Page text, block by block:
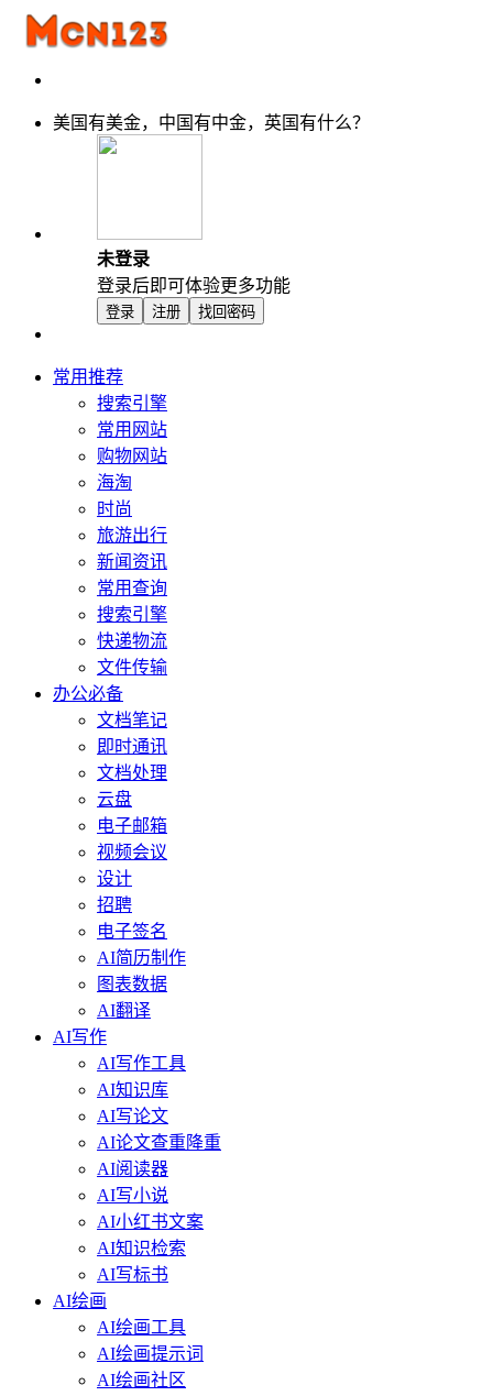
美国有美金，中国有中金，英国有什么？
未登录
登录后即可体验更多功能
登录 注册 找回密码
常用推荐
搜索引擎
常用网站
购物网站
海淘
时尚
旅游出行
新闻资讯
常用查询
搜索引擎
快递物流
文件传输
办公必备
文档笔记
即时通讯
文档处理
云盘
电子邮箱
视频会议
设计
招聘
电子签名
AI简历制作
图表数据
AI翻译
AI写作
AI写作工具
AI知识库
AI写论文
AI论文查重降重
AI阅读器
AI写小说
AI小红书文案
AI知识检索
AI写标书
AI绘画
AI绘画工具
AI绘画提示词
AI绘画社区